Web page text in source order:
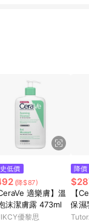
將不
低價
(降$87)
CeraVe 適樂膚】溫
沫潔膚露 473ml
優黎思
降價
【
保濕